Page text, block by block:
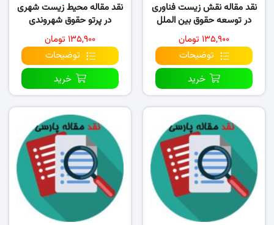
نقد مقاله نقش زیست فناوری
در توسعه حقوق بین‌ الملل
محیط‌ زیست
۱۳۵,۹۰۰ تومان
توضیحات
خرید
نقد مقاله محیط زیست شهری
در پرتو حقوق شهروندی
۱۳۵,۹۰۰ تومان
توضیحات
خرید